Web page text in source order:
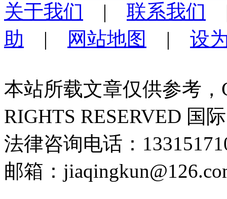
关于我们 | 联系我们
助 | 网站地图 | 设
本站所载文章仅供参考，
RIGHTS RESERVED 国
法律咨询电话：
邮箱：